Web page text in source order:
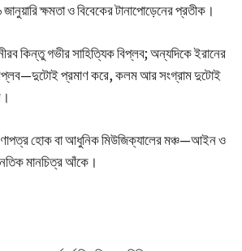
ক্ষমতা ও বিবেকের টানাপোড়েনের প্রতীক।
কিন্তু গভীর সাহিত্যিক বিপ্লব; অন্যদিকে ইরানের
প্রমাণ করে, কলম আর সংগ্রাম দুটোই
হোক বা আধুনিক মিউজিক্যালের মঞ্চ—আইন ও
মানচিত্র আঁকে।